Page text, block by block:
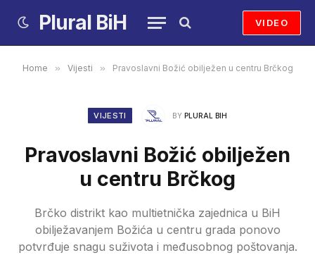
Plural BiH VIDEO
Home » Vijesti » Pravoslavni Božić obilježen u centru Brčkog
VIJESTI BY PLURAL BIH
Pravoslavni Božić obilježen
u centru Brčkog
Brčko distrikt kao multietnička zajednica u BiH
obilježavanjem Božića u centru grada ponovo
potvrđuje snagu suživota i međusobnog poštovanja.